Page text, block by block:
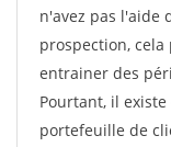
n'avez pas l'aide
prospection,
entrainer des
Pourtant, il
portefeuille de